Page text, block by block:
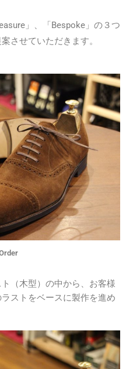
」、「Bespoke」の３つ
させていただきます。
（木型）の中から、お客様
ストをベースに製作を進め